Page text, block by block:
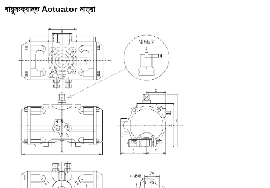
বায়ুসংক্রান্ত Actuator মাত্রা